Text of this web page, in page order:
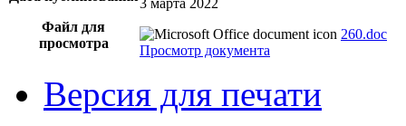
3 марта 2022
Файл для
просмотра
260.doc
Просмотр документа
Версия для печати